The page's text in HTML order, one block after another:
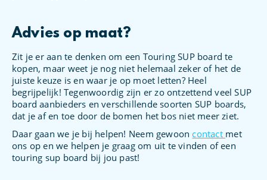
Advies op maat?
Zit je er aan te denken om een Touring SUP board te
kopen, maar weet je nog niet helemaal zeker of het de
juiste keuze is en waar je op moet letten? Heel
begrijpelijk! Tegenwoordig zijn er zo ontzettend veel SUP
board aanbieders en verschillende soorten SUP boards,
dat je af en toe door de bomen het bos niet meer ziet.
Daar gaan we je bij helpen! Neem gewoon contact met
ons op en we helpen je graag om uit te vinden of een
touring sup board bij jou past!